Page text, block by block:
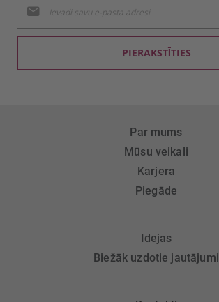
jaunumu
saņemšanai:
PIERAKSTĪTIES
Par mums
Mūsu veikali
Karjera
Piegāde
Idejas
Biežāk uzdotie jautājumi